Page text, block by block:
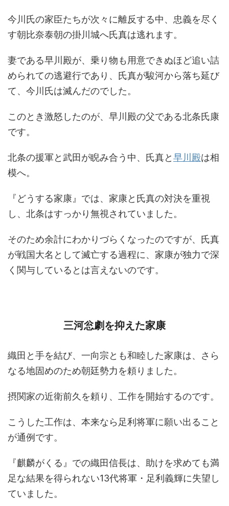
今川氏の家臣たちが次々に離反する中、忠義を尽く
す朝比奈泰朝の掛川城へ氏真は逃れます。
妻である早川殿が、乗り物も用意できぬほど追い詰
められての逃避行であり、氏真が駿河から落ち延び
て、今川氏は滅んだのでした。
このとき激怒したのが、早川殿の父である北条氏康
です。
北条の援軍と武田が睨み合う中、氏真と早川殿は相
模へ。
『どうする家康』では、家康と氏真の対決を重視
し、北条はすっかり無視されていました。
そのため余計にわかりづらくなったのですが、氏真
が戦国大名として滅亡する過程に、家康が独力で深
く関与しているとは言えないのです。
三河忩劇を抑えた家康
織田と手を結び、一向宗とも和睦した家康は、さら
なる地固めのため朝廷勢力を頼りました。
摂関家の近衛前久を頼り、工作を開始するのです。
こうした工作は、本来なら足利将軍に願い出ること
が通例です。
『麒麟がくる』での織田信長は、助けを求めても満
足な結果を得られない13代将軍・足利義輝に失望し
ていました。